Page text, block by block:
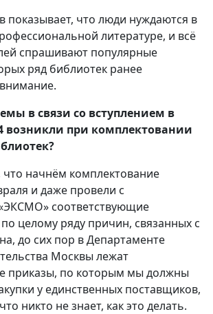
показывает, что люди нуждаются в
литературе, и всё
спрашивают популярные
ряд библиотек ранее
в связи со вступлением в
возникли при комплектовании
начнём комплектование
и даже провели с
соответствующие
целому ряду причин, связанных с
до сих пор в Департаменте
Москвы лежат
приказы, по которым мы должны
у единственных поставщиков,
никто не знает, как это делать.